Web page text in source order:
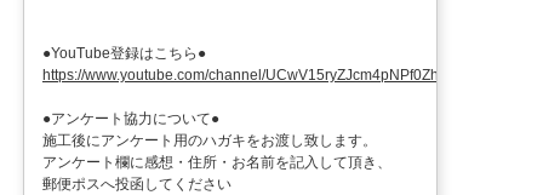
●YouTube登録はこちら●
https://www.youtube.com/channel/UCwV15ryZJcm4pNPf0ZhXu9g
●アンケート協力について●
施工後にアンケート用のハガキをお渡し致します。
アンケート欄に感想・住所・お名前を記入して頂き、
郵便ポスへ投函してください